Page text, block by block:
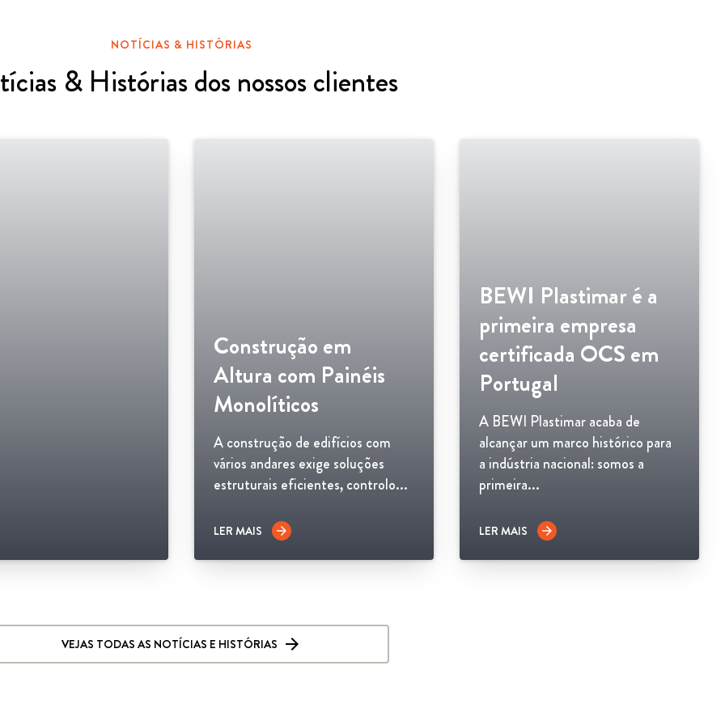
NOTÍCIAS & HISTÓRIAS
& Histórias dos nossos clientes
Construção em
Altura com Painéis
Monolíticos
A construção de edifícios com
vários andares exige soluções
estruturais eficientes, controlo...
LER MAIS arrow_forward
BEWI Plastimar é a
primeira empresa
certificada OCS em
Portugal
A BEWI Plastimar acaba de
alcançar um marco histórico para
a indústria nacional: somos a
primeira...
LER MAIS arrow_forward
VEJAS TODAS AS NOTÍCIAS E HISTÓRIAS